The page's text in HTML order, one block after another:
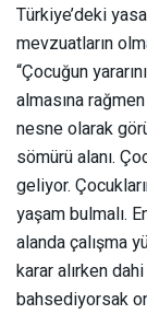
Türkiye’deki
mevzuatların
“Çocuğun
almasına
nesne olarak
sömürü alanı.
geliyor.
yaşam bulmalı.
alanda çalışma
karar alırken
bahsediyorsak